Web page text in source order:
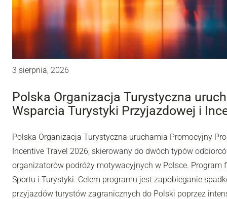
3 sierpnia, 2026
Polska Organizacja Turystyczna
Wsparcia Turystyki Przyjazdowej i
Polska Organizacja Turystyczna uruchamia Promocyjny
Incentive Travel 2026, skierowany do dwóch typów
organizatorów podróży motywacyjnych w Polsce.
Sportu i Turystyki. Celem programu jest zapobieganie
przyjazdów turystów zagranicznych do Polski poprzez